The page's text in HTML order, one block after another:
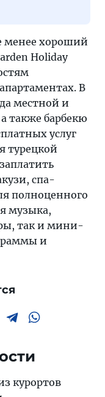
менее хороший
Holiday
В
местной и
также барбекю
услуг
турецкой
спа-
полноценного
музыка,
так и мини-
и
курортов